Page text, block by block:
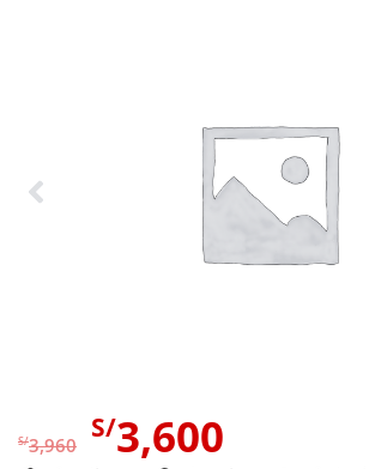
S/3,960 El
precio
S/3,600precio